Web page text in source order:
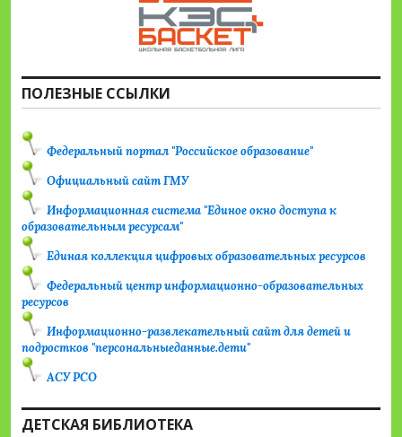
ПОЛЕЗНЫЕ ССЫЛКИ
Федеральный портал "Российское образование"
Официальный сайт ГМУ
Информационная система "Единое окно доступа к
образовательным ресурсам"
Единая коллекция цифровых образовательных ресурсов
Федеральный центр информационно-образовательных
ресурсов
Информационно-развлекательный сайт для детей и
подростков "персональныеданные.дети"
АСУ РСО
ДЕТСКАЯ БИБЛИОТЕКА